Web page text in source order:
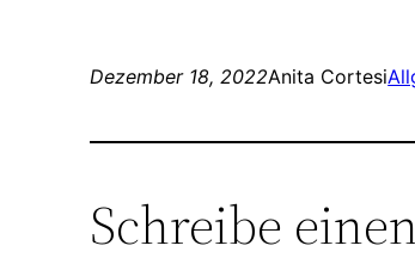
Dezember 18, 2022Anita Cortesi
Schreibe